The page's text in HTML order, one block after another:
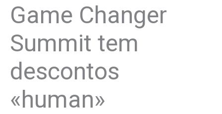
Game Changer
Summit tem
descontos
«human»